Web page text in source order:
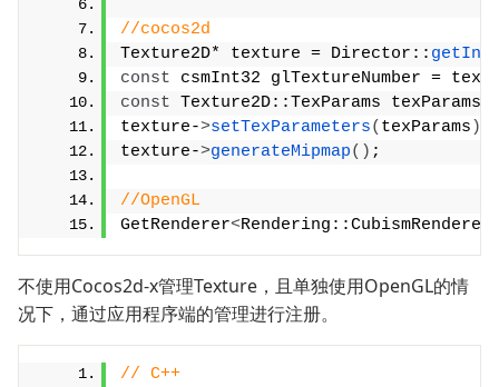
//cocos2d
Texture2D* texture = Director::
const csmInt32 glTextureNumber =
const Texture2D::TexParams texParams
texture->setTexParameters( texParams )
texture->generateMipmap() ;
//OpenGL
GetRenderer<
不使用Cocos2d-x管理Texture，且单独使用OpenGL的情
况下，通过应用程序端的管理进行注册。
// C++